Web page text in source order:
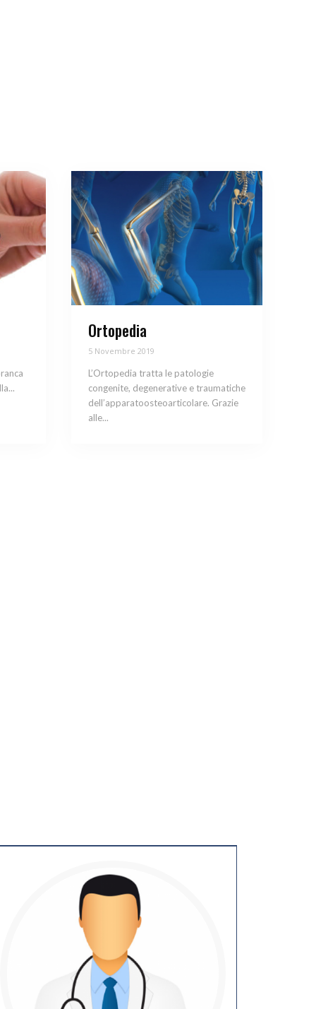
Ortopedia
5 Novembre 2019
L’Ortopedia tratta le patologie
congenite, degenerative e traumatiche
dell’apparatoosteoarticolare. Grazie
alle...